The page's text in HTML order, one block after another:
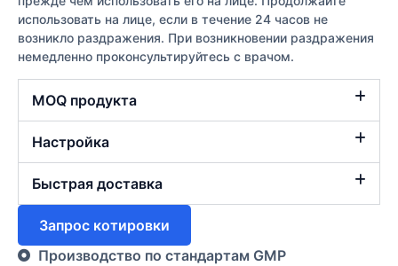
использовать на лице, если в течение 24 часов не
возникло раздражения. При возникновении раздражения
немедленно проконсультируйтесь с врачом.
MOQ продукта
Настройка
Быстрая доставка
Запрос котировки
Производство по стандартам GMP